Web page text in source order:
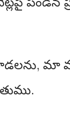
మా